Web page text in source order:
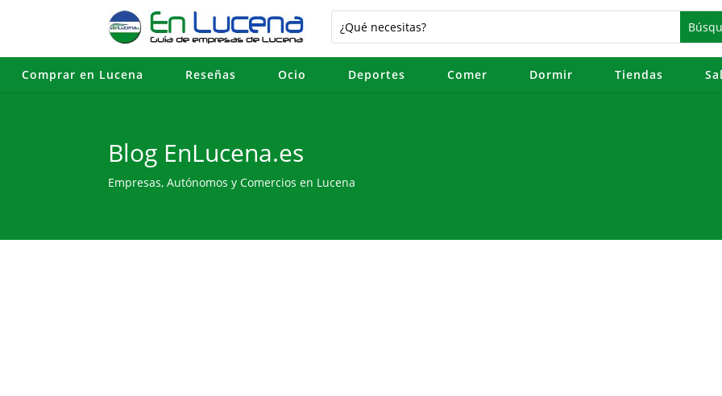
Comprar en Lucena Reseñas Ocio Deportes Comer Dormir Tiendas
Blog EnLucena.es
Empresas, Autónomos y Comercios en Lucena